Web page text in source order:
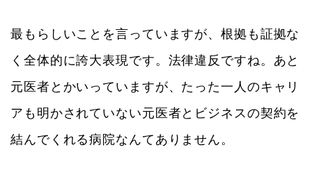
最もらしいことを言っていますが、根拠も証拠な
く全体的に誇大表現です。法律違反ですね。あと
元医者とかいっていますが、たった一人のキャリ
アも明かされていない元医者とビジネスの契約を
結んでくれる病院なんてありません。